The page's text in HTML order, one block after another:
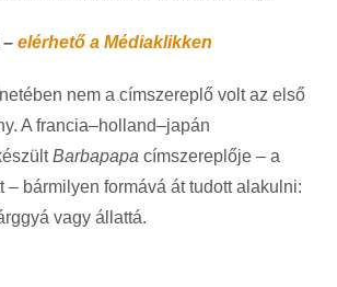
– elérhető a Médiaklikken
nem a címszereplő volt az első
A francia–holland–japán
Barbapapa címszereplője – a
– bármilyen formává át tudott alakulni:
vagy állattá.